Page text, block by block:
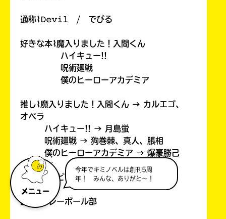
メニュー
今年でキミノベルは創刊5周
年！ みんな、ありがと～！
通称⌇𝙳𝚎𝚟𝚒𝚕 / でびる
好きな本⌇魔入りました！入間くん
ハイキュー!!
呪術廻戦
僕のヒーローアカデミア
推し⌇魔入りました！入間くん → カルエゴ、
オペラ
ハイキュー!! → 月島蛍
呪術廻戦 → 狗巻棘、真人、脹相
僕のヒーローアカデミア → 爆豪勝己
好きな人⌇どっちだろうか 笑
部活⌇バレーボール部